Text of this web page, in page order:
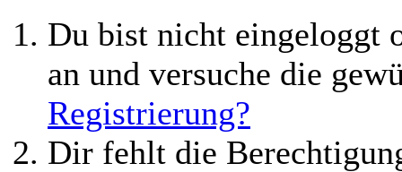
Du bist nicht eingeloggt
an und versuche die
Registrierung?
Dir fehlt die